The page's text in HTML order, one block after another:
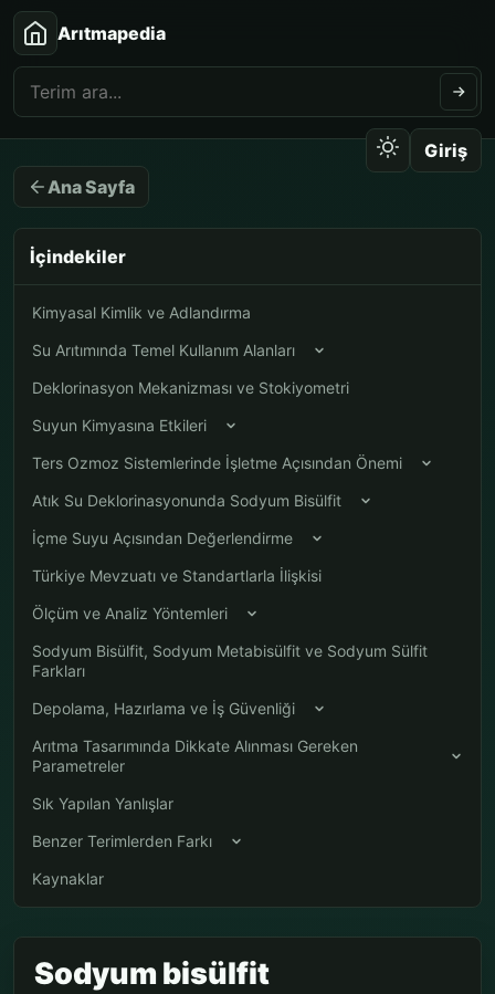
Arıtmapedia
Giriş
Ana Sayfa
İçindekiler
Kimyasal Kimlik ve Adlandırma
Su Arıtımında Temel Kullanım Alanları
Deklorinasyon Mekanizması ve Stokiyometri
Suyun Kimyasına Etkileri
Ters Ozmoz Sistemlerinde İşletme Açısından Önemi
Atık Su Deklorinasyonunda Sodyum Bisülfit
İçme Suyu Açısından Değerlendirme
Türkiye Mevzuatı ve Standartlarla İlişkisi
Ölçüm ve Analiz Yöntemleri
Sodyum Bisülfit, Sodyum Metabisülfit ve Sodyum Sülfit
Farkları
Depolama, Hazırlama ve İş Güvenliği
Arıtma Tasarımında Dikkate Alınması Gereken
Parametreler
Sık Yapılan Yanlışlar
Benzer Terimlerden Farkı
Kaynaklar
Sodyum bisülfit